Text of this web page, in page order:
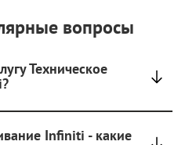
вопросы
Техническое
Infiniti - какие